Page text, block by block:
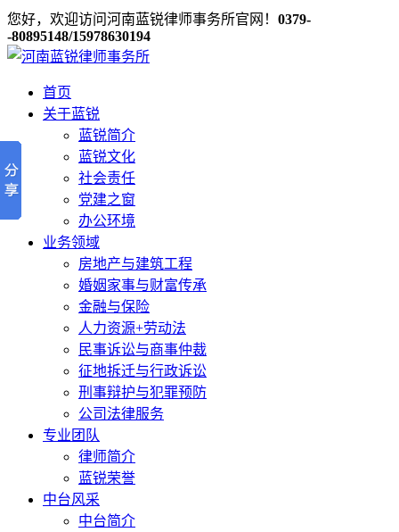
您好，欢迎访问河南蓝锐律师事务所官网！ 0379-
-80895148/15978630194
首页
关于蓝锐
蓝锐简介
蓝锐文化
社会责任
党建之窗
办公环境
业务领域
房地产与建筑工程
婚姻家事与财富传承
金融与保险
人力资源+劳动法
民事诉讼与商事仲裁
征地拆迁与行政诉讼
刑事辩护与犯罪预防
公司法律服务
专业团队
律师简介
蓝锐荣誉
中台风采
中台简介